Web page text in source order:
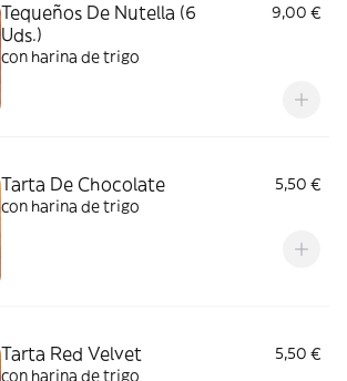
Tequeños De Nutella (6
Uds.)
9,00 €
con harina de trigo
Tarta De Chocolate
5,50 €
con harina de trigo
Tarta Red Velvet
5,50 €
con harina de trigo